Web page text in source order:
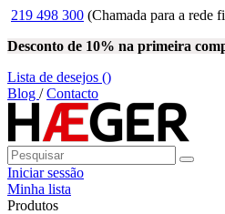
219 498 300 (Chamada para a rede
Desconto de 10% na primeira
Lista de desejos ()
Blog /Contacto
Iniciar sessão
Minha lista
Produtos